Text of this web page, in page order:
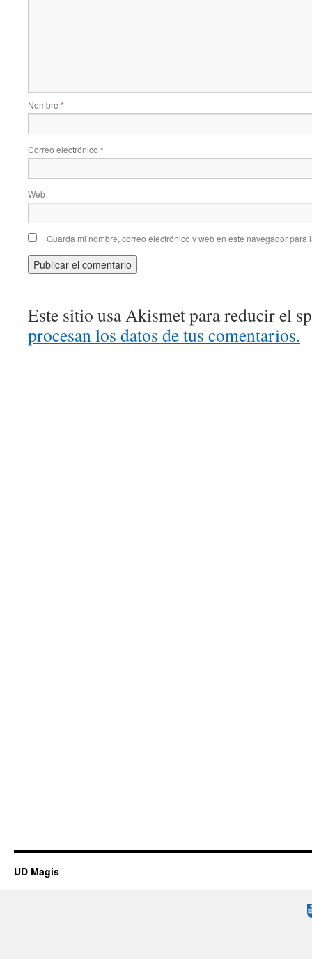
Nombre *
Correo electrónico *
Web
Guarda mi nombre, correo electrónico y web en este navegador para
Este sitio usa Akismet para reducir el
procesan los datos de tus comentarios.
UD Magis